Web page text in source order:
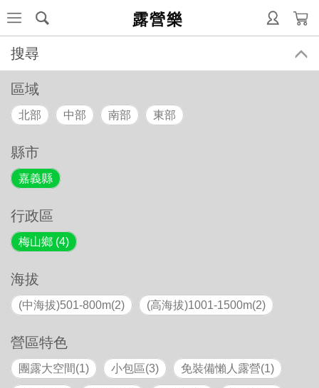
露營樂
搜尋
區域
北部 中部 南部 東部
縣市
嘉義縣
行政區
梅山鄉 (4)
海拔
(中海拔)501-800m(2) (高海拔)1001-1500m(2)
營區特色
團露大空間(1) 小包區(3) 免裝備懶人露營(1)